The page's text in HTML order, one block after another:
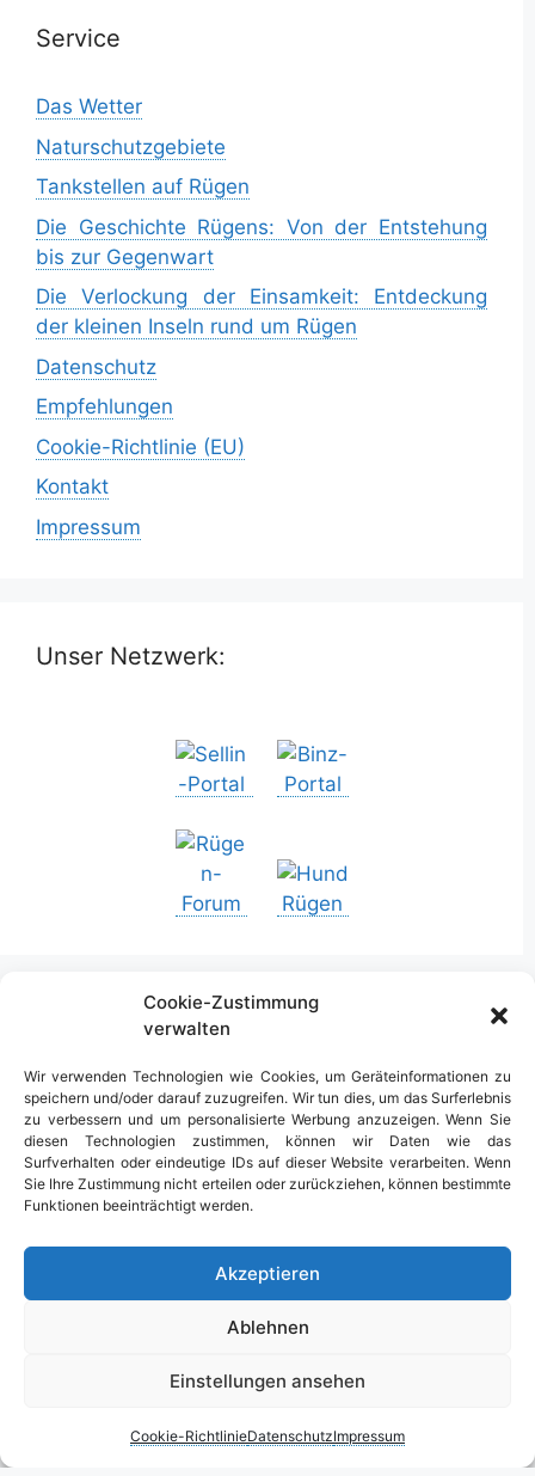
Cookie-Zustimmung
verwalten
Wir verwenden Technologien wie Cookies, um Geräteinformationen zu
speichern und/oder darauf zuzugreifen. Wir tun dies, um das Surferlebnis
zu verbessern und um personalisierte Werbung anzuzeigen. Wenn Sie
diesen Technologien zustimmen, können wir Daten wie das
Surfverhalten oder eindeutige IDs auf dieser Website verarbeiten. Wenn
Sie Ihre Zustimmung nicht erteilen oder zurückziehen, können bestimmte
Funktionen beeinträchtigt werden.
Akzeptieren
Ablehnen
Einstellungen ansehen
Cookie-RichtlinieDatenschutzImpressum
Service
Das Wetter
Naturschutzgebiete
Tankstellen auf Rügen
Die Geschichte Rügens: Von der Entstehung
bis zur Gegenwart
Die Verlockung der Einsamkeit: Entdeckung
der kleinen Inseln rund um Rügen
Datenschutz
Empfehlungen
Cookie-Richtlinie (EU)
Kontakt
Impressum
Unser Netzwerk:
Urlaub in Deutschland